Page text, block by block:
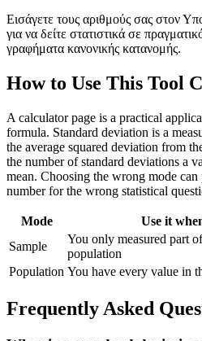
Εισάγετε τους αριθμούς σας στον
για να δείτε στατιστικά σε
γραφήματα κανονικής κατανομής.
How to Use This Tool
A calculator page is a practical
formula. Standard deviation is a
the average squared deviation from
the number of standard deviations a
mean. Choosing the wrong mode
number for the wrong statistical
Mode Use it
Sample
You only measured part
population
Population You have every value in
Frequently Asked